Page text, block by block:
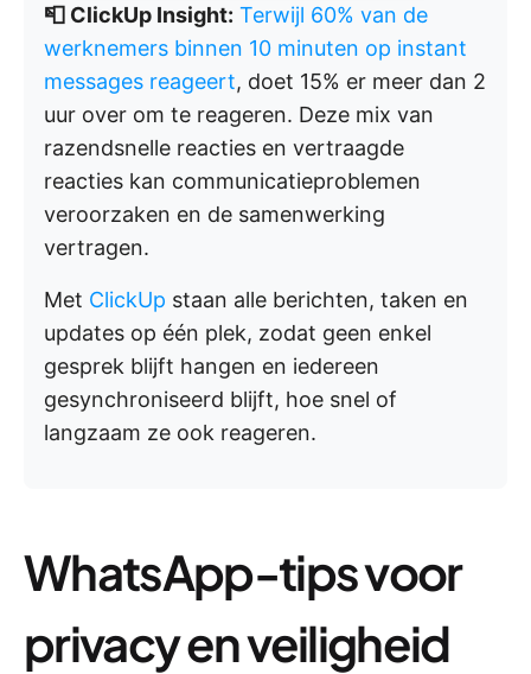
📮 ClickUp Insight: Terwijl 60% van de
werknemers binnen 10 minuten op instant
messages reageert, doet 15% er meer dan 2
uur over om te reageren. Deze mix van
razendsnelle reacties en vertraagde
reacties kan communicatieproblemen
veroorzaken en de samenwerking
vertragen.
Met ClickUp staan alle berichten, taken en
updates op één plek, zodat geen enkel
gesprek blijft hangen en iedereen
gesynchroniseerd blijft, hoe snel of
langzaam ze ook reageren.
WhatsApp-tips voor
privacy en veiligheid